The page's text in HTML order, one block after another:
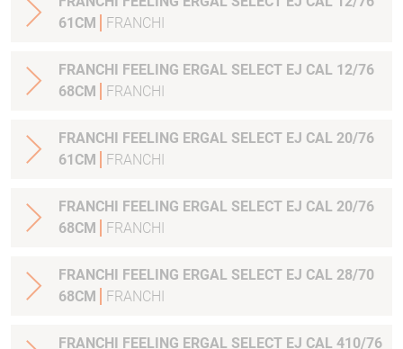
61CM
FRANCHI
FRANCHI FEELING ERGAL SELECT EJ CAL 12/76
68CM
FRANCHI
FRANCHI FEELING ERGAL SELECT EJ CAL 20/76
61CM
FRANCHI
FRANCHI FEELING ERGAL SELECT EJ CAL 20/76
68CM
FRANCHI
FRANCHI FEELING ERGAL SELECT EJ CAL 28/70
68CM
FRANCHI
FRANCHI FEELING ERGAL SELECT EJ CAL 410/76